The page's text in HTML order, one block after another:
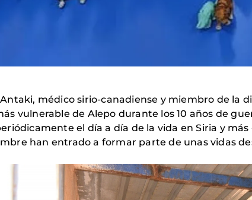
médico sirio-canadiense y miembro de la
vulnerable de Alepo durante los 10 años de
el día a día de la vida en Siria y
han entrado a formar parte de unas vidas